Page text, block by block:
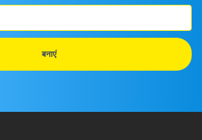
बनाएं